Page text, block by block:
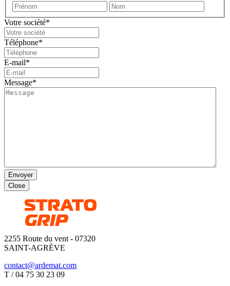
Prénom
Votre société*
Téléphone*
E-mail*
Message*
Envoyer
Close
2255 Route du vent - 07320
SAINT-AGRÈVE
contact@ardemat.com
T / 04 75 30 23 09